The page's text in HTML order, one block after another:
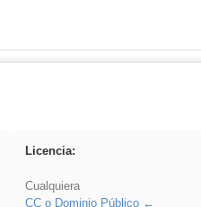
Licencia:
Cualquiera
CCo Dominio Público